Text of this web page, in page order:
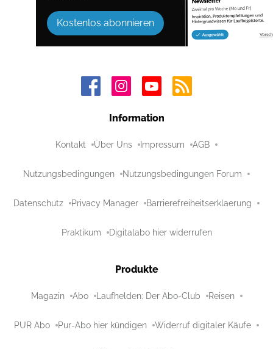
Kostenlos abonnieren
Information
Kontakt Über Uns Impressum AGB
Nutzungsbedingungen Nutzungsbedingungen Forum
Datenschutz Privacy Manager Barrierefreiheitserklaerung
Praktikum Digitalabo hier widerrufen
Produkte
Magazin Abo Laufhelden: Der Abo-Club Reisen
PUR Abo Pur-Abo hier kündigen Widerruf digitaler Käufe